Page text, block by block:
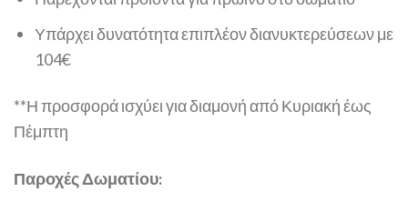
Υπάρχει δυνατότητα επιπλέον διανυκτερεύσεων με
104€
**Η προσφορά ισχύει για διαμονή από Κυριακή έως
Πέμπτη
Παροχές Δωματίου: